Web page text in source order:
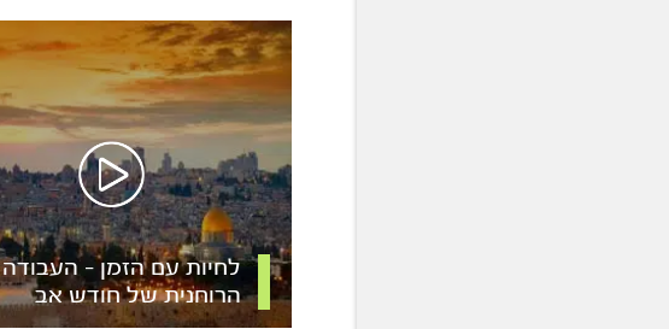
לחיות עם הזמן – העבודה
הרוחנית של חודש אב